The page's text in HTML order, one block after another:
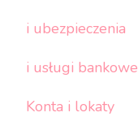
i ubezpieczenia
i usługi bankowe
Konta i lokaty